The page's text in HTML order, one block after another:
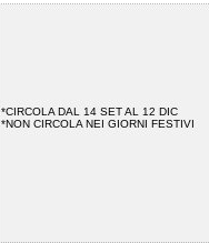
*CIRCOLA DAL 14 SET AL 12 DIC
*NON CIRCOLA NEI GIORNI FESTIVI